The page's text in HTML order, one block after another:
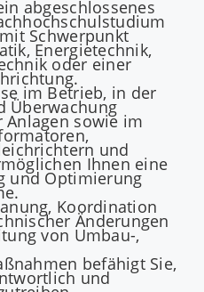
abgeschlossenes
Schwerpunkt
Energietechnik,
oder einer
im Betrieb, in der
Überwachung
Anlagen sowie im
und
Ihnen eine
und Optimierung
Koordination
Änderungen
von Umbau-,
befähigt Sie,
und